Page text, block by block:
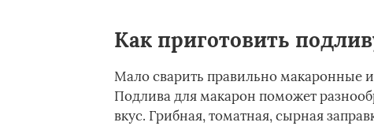
Как приготовить
Мало сварить правильно макаронные
Подлива для макарон поможет
вкус. Грибная, томатная, сырная